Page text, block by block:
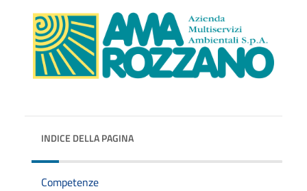
INDICE DELLA PAGINA
Competenze